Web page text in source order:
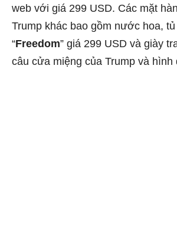
web với giá 299 USD. Các mặt
Trump khác bao gồm nước hoa, tủ
“Freedom” giá 299 USD và giày
câu cửa miệng của Trump và hình